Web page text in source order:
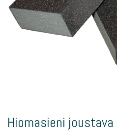
the
Hiomasieni